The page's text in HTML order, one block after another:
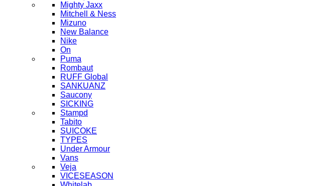
Mighty Jaxx
Mitchell & Ness
Mizuno
New Balance
Nike
On
Puma
Rombaut
RUFF Global
SANKUANZ
Saucony
SICKING
Stampd
Tabito
SUICOKE
TYPES
Under Armour
Vans
Veja
VICESEASON